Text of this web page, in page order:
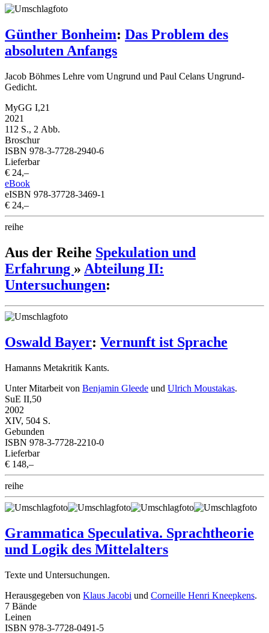
Günther Bonheim: Das Problem des
absoluten Anfangs
Jacob Böhmes Lehre vom Ungrund und Paul Celans Ungrund-
Gedicht.
MyGG I,21
2021
112 S., 2 Abb.
Broschur
ISBN 978-3-7728-2940-6
Lieferbar
€ 24,–
eBook
eISBN 978-37728-3469-1
€ 24,–
reihe
Aus der Reihe Spekulation und
Erfahrung » Abteilung II:
Untersuchungen:
Oswald Bayer: Vernunft ist Sprache
Hamanns Metakritik Kants.
Unter Mitarbeit von Benjamin Gleede und Ulrich Moustakas.
SuE II,50
2002
XIV, 504 S.
Gebunden
ISBN 978-3-7728-2210-0
Lieferbar
€ 148,–
reihe
Grammatica Speculativa. Sprachtheorie
und Logik des Mittelalters
Texte und Untersuchungen.
Herausgegeben von Klaus Jacobi und Corneille Henri Kneepkens.
7 Bände
Leinen
ISBN 978-3-7728-0491-5